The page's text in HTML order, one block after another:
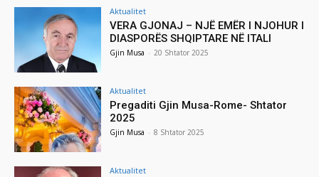
Aktualitet
VERA GJONAJ – NJË EMËR I NJOHUR I
DIASPORËS SHQIPTARE NË ITALI
Gjin Musa - 20 Shtator 2025
Aktualitet
Pregaditi Gjin Musa-Rome- Shtator
2025
Gjin Musa - 8 Shtator 2025
Aktualitet